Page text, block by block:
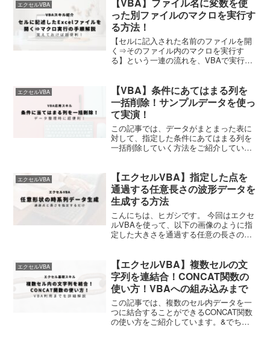
エクセルVBA
った別ファイルのマクロを実行す
る方法！
【セルに記入された名前のファイルを開
く⇒そのファイル内のマクロを実行す
る】という一連の流れを、VBAで実行す
エクセルVBA
【VBA】条件にあてはまる列を
一括削除！サンプルデータを使っ
て実演！
この記事では、データがまとまった表に
対して、指定した条件にあてはまる列を
一括削除していく方法をご紹介していき
エクセルVBA
【エクセルVBA】指定した点を
通過する任意長さの波形データを
生成する方法
こんにちは、ヒガシです。 今回はエクセ
ルVBAを使って、以下の画像のように指
定した大きさを通過する任意の長さの１
や、総データ数は自由に変更可能です。
任意の波形データを...
エクセルVBA
【エクセルVBA】複数セルの文
字列を連結合！CONCAT関数の
使い方！VBAへの組み込みまで
この記事では、複数のセル内データを一
つに結合することができるCONCAT関数
の使い方をご紹介しています。&でちま